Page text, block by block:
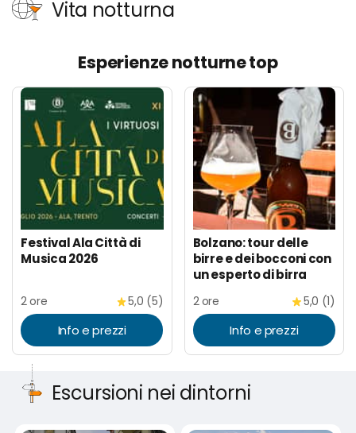
Vita notturna
Esperienze notturne top
Festival Ala Città di
Musica 2026
2 ore 5,0 (5)
Info e prezzi
Bolzano: tour delle
birre e dei bocconi con
un esperto di birra
2 ore 5,0 (1)
Info e prezzi
Escursioni nei dintorni